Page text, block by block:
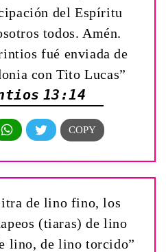
del Espíritu
todos. Amén.
fué enviada de
con Tito Lucas”
13:14
de lino fino, los
(tiaras) de lino
lino, de lino torcido”